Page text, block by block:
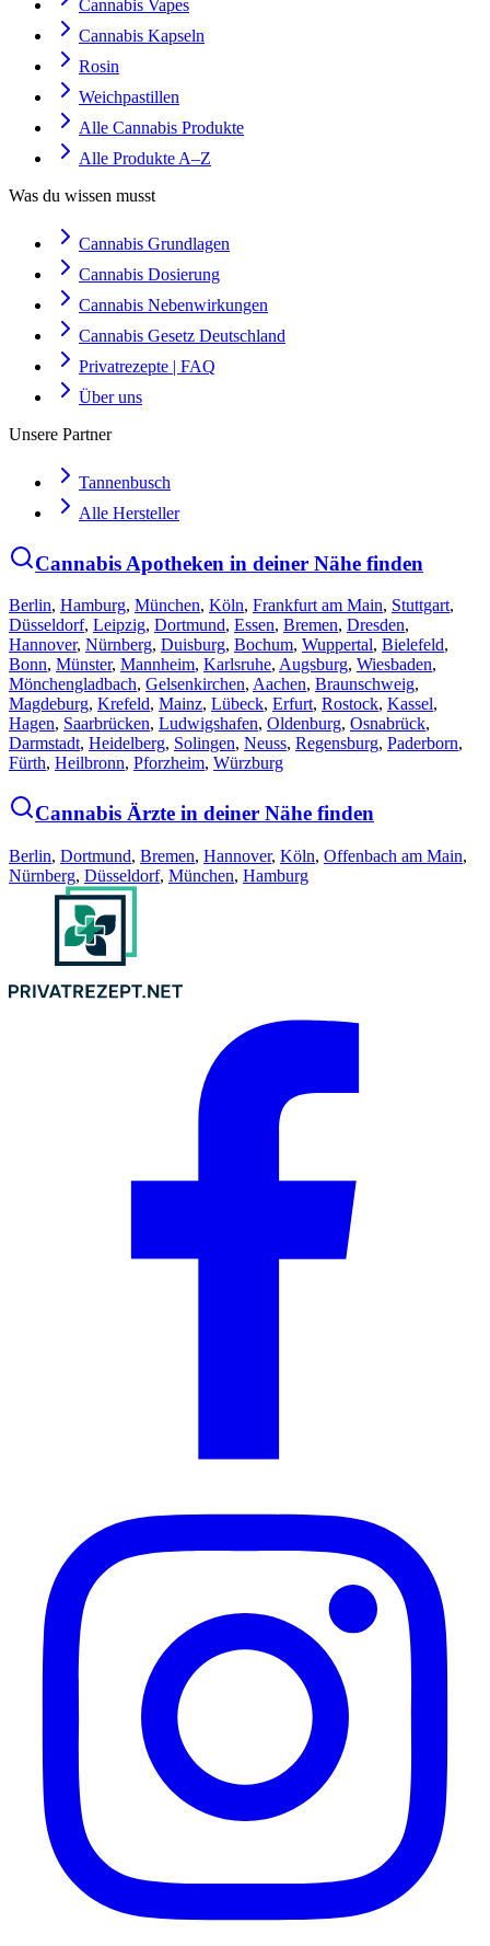
Cannabis Vapes
Cannabis Kapseln
Rosin
Weichpastillen
Alle Cannabis Produkte
Alle Produkte A–Z
Was du wissen musst
Cannabis Grundlagen
Cannabis Dosierung
Cannabis Nebenwirkungen
Cannabis Gesetz Deutschland
Privatrezepte | FAQ
Über uns
Unsere Partner
Tannenbusch
Alle Hersteller
Cannabis Apotheken in deiner Nähe finden
Berlin, Hamburg, München, Köln, Frankfurt am Main, Stuttgart,
Düsseldorf, Leipzig, Dortmund, Essen, Bremen, Dresden,
Hannover, Nürnberg, Duisburg, Bochum, Wuppertal, Bielefeld,
Bonn, Münster, Mannheim, Karlsruhe, Augsburg, Wiesbaden,
Mönchengladbach, Gelsenkirchen, Aachen, Braunschweig,
Magdeburg, Krefeld, Mainz, Lübeck, Erfurt, Rostock, Kassel,
Hagen, Saarbrücken, Ludwigshafen, Oldenburg, Osnabrück,
Darmstadt, Heidelberg, Solingen, Neuss, Regensburg, Paderborn,
Fürth, Heilbronn, Pforzheim, Würzburg
Cannabis Ärzte in deiner Nähe finden
Berlin, Dortmund, Bremen, Hannover, Köln, Offenbach am Main,
Nürnberg, Düsseldorf, München, Hamburg